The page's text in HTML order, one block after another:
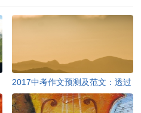
2017中考作文预测及范文：透过
现象看本质